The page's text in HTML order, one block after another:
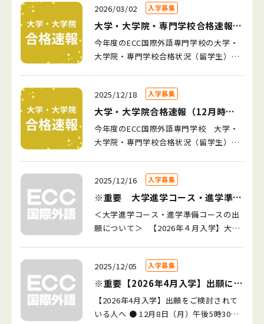
サポートします！ 「日本で進学したい」
という気持ちがある方、ぜひ一緒に頑張
りましょう☺ 随時オープンキャンパスを
開催中！ みなさんのお越しをお待ちして
います🏫
の大学・大学院・専門学校合格状況（留
学生）をお知らせします。 【大学院（国
立）】 徳島大学大学院 1名 【大学（国
公立）】 広島大学 1名 香川大学 1名
大阪歯科大学大学院 1名 関西学院大学
大学院 1名 長崎国際大学大学院 1名
【大学（関関同立）】 関西学院大学 6
名 同志社大学 4名 立命館大学 4名
【大学（難関私大）】 上智大学 1名 明
治大学 1名 東京理科大学 2名 【大学
（産近甲龍）】 近畿大学 2名 甲南大
学 2名 京都産業大学 5名 【大学（一
般私立）】 立命館大学アジア太平洋大
学 2名 東京電機大学 1名 摂南大学 1
名 神戸学院大学 3名 追手門学院大学
2名 桃山学院大学 5名 大和大学 11名
羽衣国際大学 4名 京都外国語大学 1名
京都橘大学 9名 京都光華大学 1名 阪
南大学 5名 神戸国際大学 3名 太成学
院大学 3名 大阪学院大学 6名 大阪観
2026/03/02 入学募集
大学・大学院・専門学校合格速報
（1月時点）
今年度のECC国際外語専門学校の大学・
大学院・専門学校合格状況（留学生）を
大阪歯科大学大学院 1名 関西学院大学
大学院 1名 長崎国際大学大学院 1名
【大学（国公立）】 広島大学 1名 【大
学（関関同立）】 関西学院大学 6名
（内1名が指定校推薦） 立命館大学 4名
【大学（難関私大）】 上智大学 1名 東
京理科大学 1名 東洋大学 1名 【大学
（産近甲龍）】 大阪産業大学 18名 近
畿大学 2名 甲南大学 2名 京都産業大
学 3名 【大学（一般私立）】 大和大
学 11名 大手前大学 10名 京都橘大
学 9名 大阪学院大学 6名 桃山学院大
学 5名 阪南大学 5名 羽衣国際大学 4
名 神戸国際大学 3名 太成学院大学 3
名 神戸学院大学 3名 追手門学院大学
2名 東海大学 1名 芦屋大学 1名 大阪
2025/12/18 入学募集
大学・大学院合格速報（12月時
点）
今年度のECC国際外語専門学校 大学・
大学院・専門学校合格状況（留学生）
学（国公立）】 広島大学 1名 【大学
（関関同立）】 関西学院大学 3名 同志
社大学 3名（うち指定校推薦1名） 立命
館大学 3名 【大学（難関私大）】 上智
学 2名 【大学（産近甲龍）】 近畿大
学 2名 甲南大学 4名 【大学（一般私
立）】 大阪産業大学 15名 芦屋大学 1
名 追手門学院大学 2名 大阪学院大学
6名 大阪経済大学 1名 大阪観光大学 1
名 大阪国際大学 1名 大阪女学院大学
2025/12/16 入学募集
※重要 大学進学コース・進学準備
コースの出願について
＜大学進学コース・進学準備コースの出
願について＞ 【2026年４月入学】大学
2025/12/05
入学募集
※重要【2026年4月入学】出願につ
いてのお知らせ
【2026年4月入学】出願をご検討されて
いる人へ ● 12月8日（月）午後5時30分